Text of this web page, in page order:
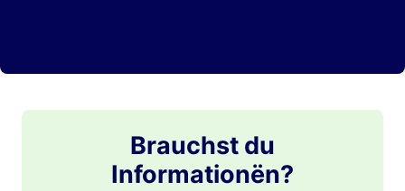
Brauchst du
Informationën?